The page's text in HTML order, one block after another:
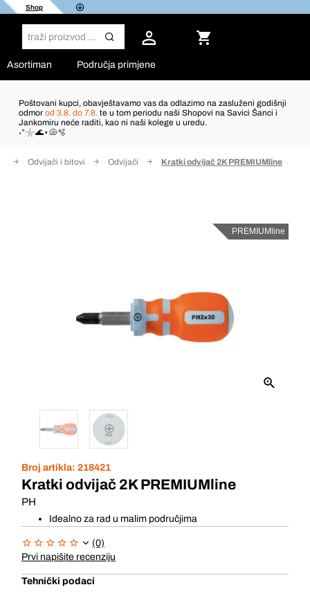
Shop
Asortiman Područja primjene
Poštovani kupci, obavještavamo vas da odlazimo na zasluženi godišnji
odmor od 3.8. do 7.8. te u tom periodu naši Shopovi na Savici Šanci i
Jankomiru neće raditi, kao ni naši kolege u uredu.
˖°𓇼🌊⋆🐚🫧
Odvijači i bitovi Odvijači Kratki odvijač 2K PREMIUMline
PREMIUMline
Broj artikla: 218421
Kratki odvijač 2K PREMIUMline
PH
Idealno za rad u malim područjima
(0)
Prvi napišite recenziju
Tehnički podaci